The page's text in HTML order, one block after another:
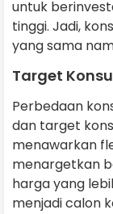
untuk
tinggi. Jadi,
yang sama
Target
Perbedaan
dan target
menawarkan
menargetkan
harga yang
menjadi calon